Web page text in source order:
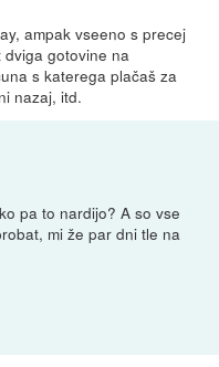
ampak vseeno s precej
gotovine na
s katerega plačaš za
nazaj, itd.
pa to nardijo? A so vse
mi že par dni tle na